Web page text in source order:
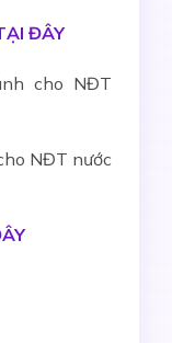
ĐÂY
cho NĐT
NĐT nước